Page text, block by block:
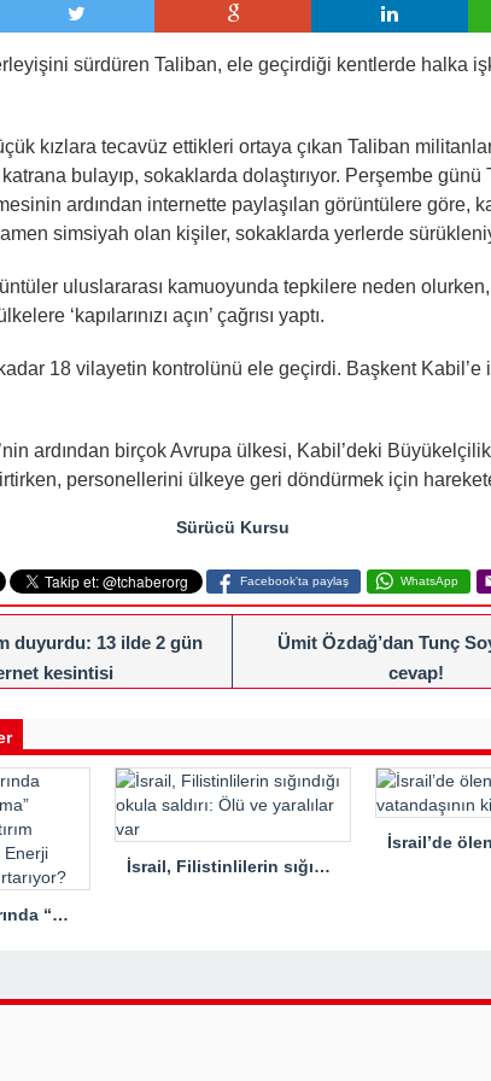
Dönen Kayınpederini Mahzene Saklamak İstediler, Gelini Gerçeği
sürdüren Taliban, ele geçirdiği kentlerde halka
kızlara tecavüz ettikleri ortaya çıkan Taliban
bulayıp, sokaklarda dolaştırıyor. Perşembe günü
ardından internette paylaşılan görüntülere göre,
simsiyah olan kişiler, sokaklarda yerlerde
uluslararası kamuoyunda tepkilere neden
‘kapılarınızı açın’ çağrısı yaptı.
18 vilayetin kontrolünü ele geçirdi. Başkent Kabil’e
ardından birçok Avrupa ülkesi, Kabil’deki
personellerini ülkeye geri döndürmek için
Sürücü Kursu
Facebook'ta paylaş WhatsApp
duyurdu: 13 ilde 2 gün
kesintisi
Ümit Özdağ’dan Tunç
cevap!
Türkiye PV Pazarında “Saatlik Mahsuplaşma” Dönemi: Azalan Yatırım Getirisini (ROI) C&I Enerji Depolama Nasıl Kurtarıyor?
İsrail, Filistinlilerin sığındığı okula saldırı: Ölü ve yaralılar var